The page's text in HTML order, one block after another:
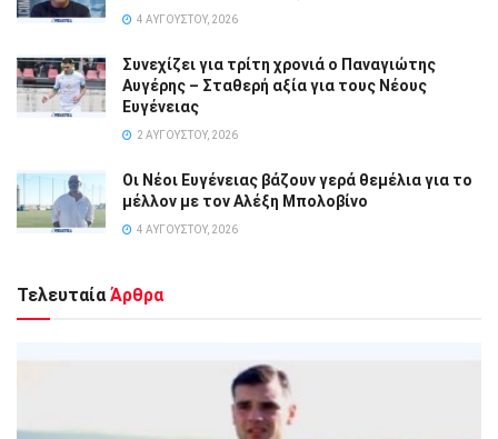
4 ΑΥΓΟΎΣΤΟΥ, 2026
Συνεχίζει για τρίτη χρονιά ο Παναγιώτης
Αυγέρης – Σταθερή αξία για τους Νέους
Ευγένειας
2 ΑΥΓΟΎΣΤΟΥ, 2026
Οι Νέοι Ευγένειας βάζουν γερά θεμέλια για το
μέλλον με τον Αλέξη Μπολοβίνο
4 ΑΥΓΟΎΣΤΟΥ, 2026
Τελευταία Άρθρα